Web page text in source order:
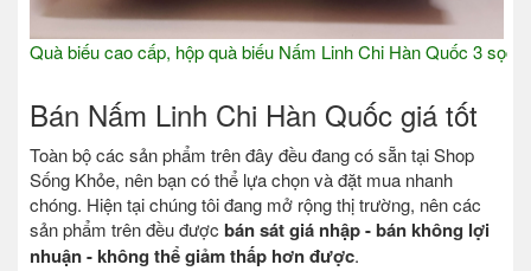
Quà biếu cao cấp, hộp quà biếu Nấm Linh Chi Hàn Quốc 3 sọc
Bán Nấm Linh Chi Hàn Quốc giá tốt
Toàn bộ các sản phẩm trên đây đều đang có sẵn tại Shop
Sống Khỏe, nên bạn có thể lựa chọn và đặt mua nhanh
chóng. Hiện tại chúng tôi đang mở rộng thị trường, nên các
sản phẩm trên đều được bán sát giá nhập - bán không lợi
nhuận - không thể giảm thấp hơn được.